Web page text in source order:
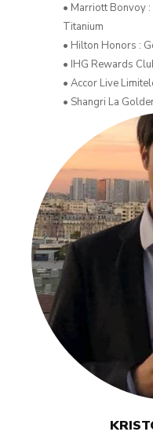
• Marriott Bonvoy
Titanium
• Hilton Honors :
• IHG Rewards
• Accor Live
• Shangri La